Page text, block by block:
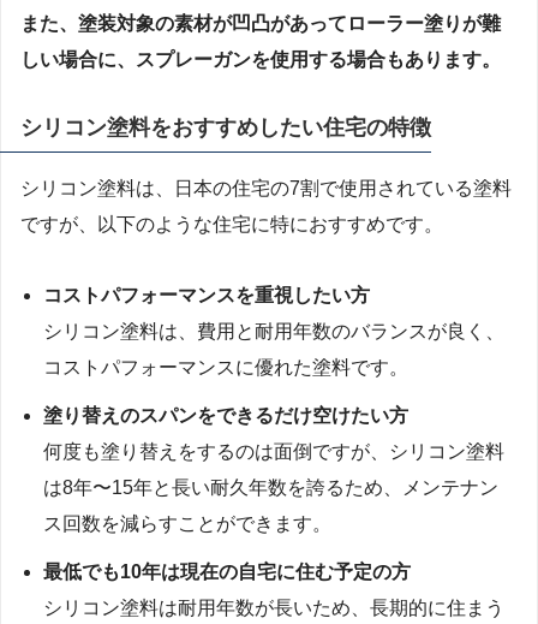
また、塗装対象の素材が凹凸があってローラー塗りが難
しい場合に、スプレーガンを使用する場合もあります。
シリコン塗料をおすすめしたい住宅の特徴
シリコン塗料は、日本の住宅の7割で使用されている塗料
ですが、以下のような住宅に特におすすめです。
コストパフォーマンスを重視したい方
シリコン塗料は、費用と耐用年数のバランスが良く、
コストパフォーマンスに優れた塗料です。
塗り替えのスパンをできるだけ空けたい方
何度も塗り替えをするのは面倒ですが、シリコン塗料
は8年〜15年と長い耐久年数を誇るため、メンテナン
ス回数を減らすことができます。
最低でも10年は現在の自宅に住む予定の方
シリコン塗料は耐用年数が長いため、長期的に住まう